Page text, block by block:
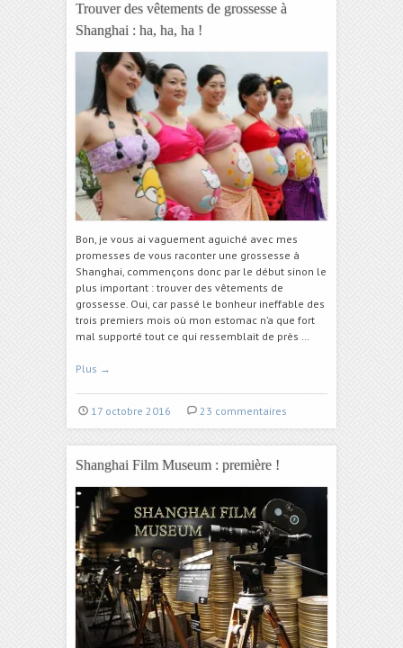
Trouver des vêtements de grossesse à
Shanghai : ha, ha, ha !
Bon, je vous ai vaguement aguiché avec mes
promesses de vous raconter une grossesse à
Shanghai, commençons donc par le début sinon le
plus important : trouver des vêtements de
grossesse. Oui, car passé le bonheur ineffable des
trois premiers mois où mon estomac n’a que fort
mal supporté tout ce qui ressemblait de près …
Plus →
17 octobre 2016 23 commentaires
Shanghai Film Museum : première !